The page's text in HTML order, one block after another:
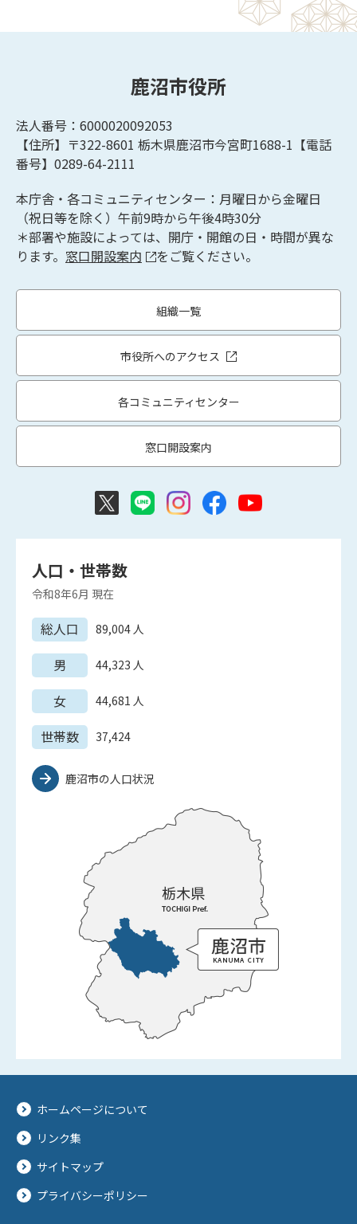
鹿沼市役所
法人番号：6000020092053
【住所】〒322-8601 栃木県鹿沼市今宮町1688-1【電話
番号】0289-64-2111
本庁舎・各コミュニティセンター：月曜日から金曜日
（祝日等を除く）午前9時から午後4時30分
＊部署や施設によっては、開庁・開館の日・時間が異な
ります。 窓口開設案内 をご覧ください。
組織一覧
市役所へのアクセス
各コミュニティセンター
窓口開設案内
人口・世帯数
令和8年6月 現在
総人口 89,004 人
男 44,323 人
女 44,681 人
世帯数 37,424
鹿沼市の人口状況
ホームページについて
リンク集
サイトマップ
プライバシーポリシー